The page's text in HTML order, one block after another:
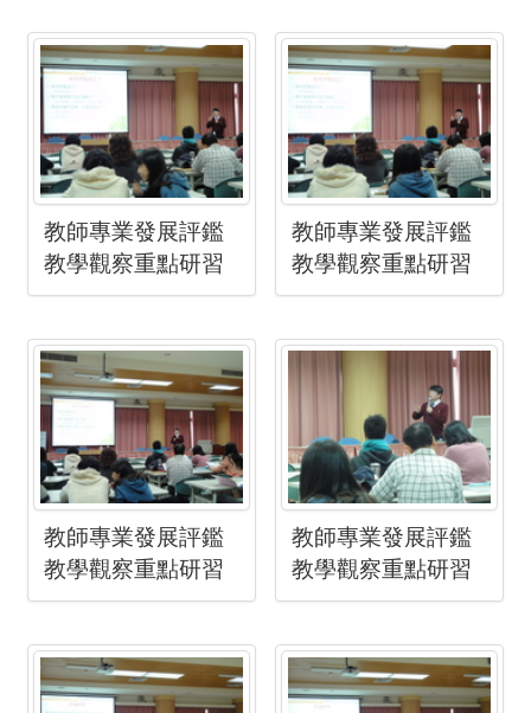
教師專業發展評鑑
教學觀察重點研習
教師專業發展評鑑
教學觀察重點研習
教師專業發展評鑑
教學觀察重點研習
教師專業發展評鑑
教學觀察重點研習